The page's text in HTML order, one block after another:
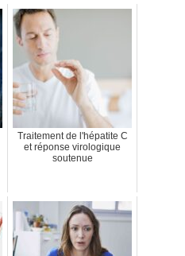
Traitement de l'hépatite C
et réponse virologique
soutenue